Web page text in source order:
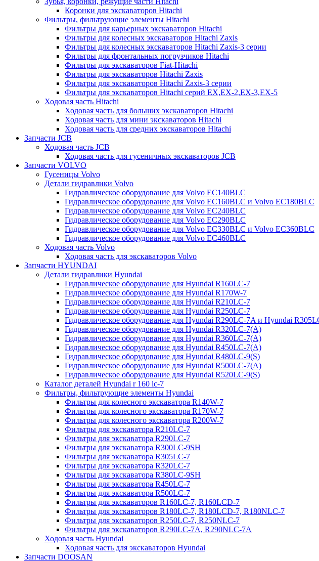
Коронки для экскаваторов Hitachi
Фильтры, фильтрующие элементы Hitachi
Фильтры для карьерных экскаваторов Hitachi
Фильтры для колесных экскаваторов Hitachi Zaxis
Фильтры для колесных экскаваторов Hitachi Zaxis-3 серии
Фильтры для фронтальных погрузчиков Hitachi
Фильтры для экскаваторов Fiat-Hitachi
Фильтры для экскаваторов Hitachi Zaxis
Фильтры для экскаваторов Hitachi Zaxis-3 серии
Фильтры для экскаваторов Hitachi серий EX,EX-2,EX-3,EX-5
Ходовая часть Hitachi
Ходовая часть для больших экскаваторов Hitachi
Ходовая часть для мини экскаваторов Hitachi
Ходовая часть для средних экскаваторов Hitachi
Запчасти JCB
Ходовая часть JCB
Ходовая часть для гусеничных экскаваторов JCB
Запчасти VOLVO
Гусеницы Volvo
Детали гидравлики Volvo
Гидравлическое оборудование для Volvo EC140BLC
Гидравлическое оборудование для Volvo EC160BLC и Volvo EC180BLC
Гидравлическое оборудование для Volvo EC240BLC
Гидравлическое оборудование для Volvo EC290BLC
Гидравлическое оборудование для Volvo EC330BLC и Volvo EC360BLC
Гидравлическое оборудование для Volvo EC460BLC
Ходовая часть Volvo
Ходовая часть для экскаваторов Volvo
Запчасти HYUNDAI
Детали гидравлики Hyundai
Гидравлическое оборудование для Hyundai R160LC-7
Гидравлическое оборудование для Hyundai R170W-7
Гидравлическое оборудование для Hyundai R210LC-7
Гидравлическое оборудование для Hyundai R250LC-7
Гидравлическое оборудование для Hyundai R290LC-7A и Hyundai
Гидравлическое оборудование для Hyundai R320LC-7(A)
Гидравлическое оборудование для Hyundai R360LC-7(A)
Гидравлическое оборудование для Hyundai R450LC-7(A)
Гидравлическое оборудование для Hyundai R480LC-9(S)
Гидравлическое оборудование для Hyundai R500LC-7(A)
Гидравлическое оборудование для Hyundai R520LC-9(S)
Каталог деталей Hyundai r 160 lc-7
Фильтры, фильтрующие элементы Hyundai
Фильтры для колесного экскаватора R140W-7
Фильтры для колесного экскаватора R170W-7
Фильтры для колесного экскаватора R200W-7
Фильтры для экскаватора R210LC-7
Фильтры для экскаватора R290LC-7
Фильтры для экскаватора R300LC-9SH
Фильтры для экскаватора R305LC-7
Фильтры для экскаватора R320LC-7
Фильтры для экскаватора R380LC-9SH
Фильтры для экскаватора R450LC-7
Фильтры для экскаватора R500LC-7
Фильтры для экскаваторов R160LC-7, R160LCD-7
Фильтры для экскаваторов R180LC-7, R180LCD-7, R180NLC-7
Фильтры для экскаваторов R250LC-7, R250NLC-7
Фильтры для экскаваторов R290LC-7A, R290NLC-7A
Ходовая часть Hyundai
Ходовая часть для экскаваторов Hyundai
Запчасти DOOSAN